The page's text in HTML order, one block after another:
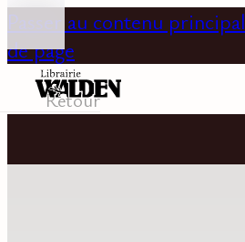
Passer au contenu principal
de page
Retour